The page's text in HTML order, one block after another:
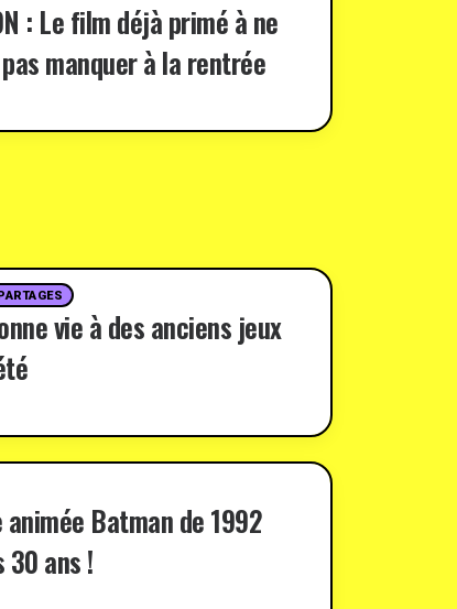
: Le film déjà primé à ne
manquer à la rentrée
vie à des anciens jeux
animée Batman de 1992
ans !